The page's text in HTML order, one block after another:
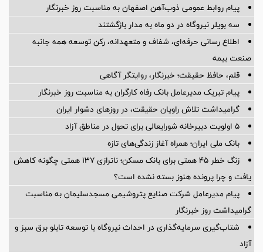
پیام روابط عمومی ذوب‌آهن اصفهان به مناسبت روز خبرنگار
سه بویلر نیروگاه در دو ماه به مدار بازگشتند
اطلاع رسانی حرفه‌ای، شفاف و متعهدانه، رکن توسعه همه جانبه
صنعت بیمه
قلم، حافظ حقیقت؛ خبرنگار، روایتگر آگاهی
پیام تبریک مدیرعامل بانک رفاه کارگران به مناسبت روز خبرنگار
گرامیداشت تلاش راویان حقیقت، در روزهای دشوار ایران
5 اولویت دبیرخانه شورایعالی برای تحول در مناطق آزاد
بانک ملی ایران؛ همراه آغاز زندگی‌های تازه
زنگ خطر ۴۵ همتی برای بانک مسکن؛ ناترازی ۱۳۷ همتی چگونه کاهش
یافت و چرا پرونده هنوز بسته نشده است؟
پیام مدیرعامل شركت صنایع پتروشیمی مسجدسلیمان به مناسبت
گرامیداشت روز خبرنگار
شتاب‌گیری سرمایه‌گذاری در احداث نیروگاه با توسعه تابلو برق سبز و
آزاد